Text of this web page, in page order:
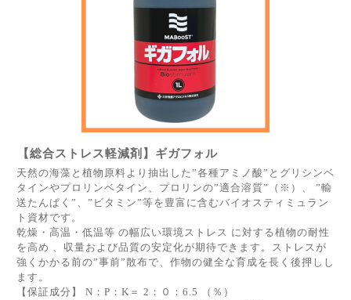
【総合ストレス軽減剤】ギガフォル
天然の海藻と植物原料より抽出した”各種アミノ酸”とグリシンベ
タインやプロリンベタイン、プロリンの”適合溶質”（※）、 ”輸
送たんぱく”、”ビタミン”等を豊富に含むバイオスティミュラン
ト資材です。
乾燥・高温・低温等 の幅広い環境ストレス に対する植物の耐性
を高め 、収量および品質の安定化が期待できます。ストレスが
強くかかる前の”事前”散布で、作物の健全な育成を長く後押しし
ます。
【保証成分】 N：P：K＝ 2：０：6.5 （％）